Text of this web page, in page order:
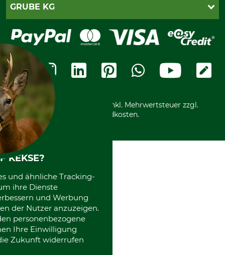
Seilwindenprüfung
Cookie-Einstellungen
Bestellung widerrufen
Widerrufsbelehrung
Widerrufsformular
Kostenloser Rückversand
Nachhaltigkeit
Entsorgung und Umwelt
Datenschutz Print
PayPal
Bankeinzug
Ratenkauf
Rechnung
Vorkasse
GRUBE KG
Leitbild
Karriere
Termine
Ladengeschäft
Motorgeräteshop
Über uns
Community
International
Kooperationen
Alle Preise in Euro und inkl. Mehrwertsteuer zzgl.
Versandkosten.
KEKSE?
und ähnliche Tracking-
ihre Dienste
und Werbung
der Nutzer anzuzeigen.
personenbezogene
Ihre Einwilligung
Zukunft widerrufen